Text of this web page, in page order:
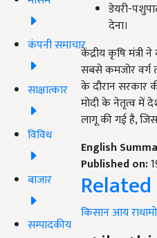
कंपनी समाचार
साक्षात्कार
विविध
बाजार
सम्पादकीय
डेयरी-
देना।
केंद्रीय कृषि
सबसे कमजोर वर्ग
के दौरान सरकार
मोदी के नेतृत्व में
लागू की गई है,
English
Published on:
किसानआय